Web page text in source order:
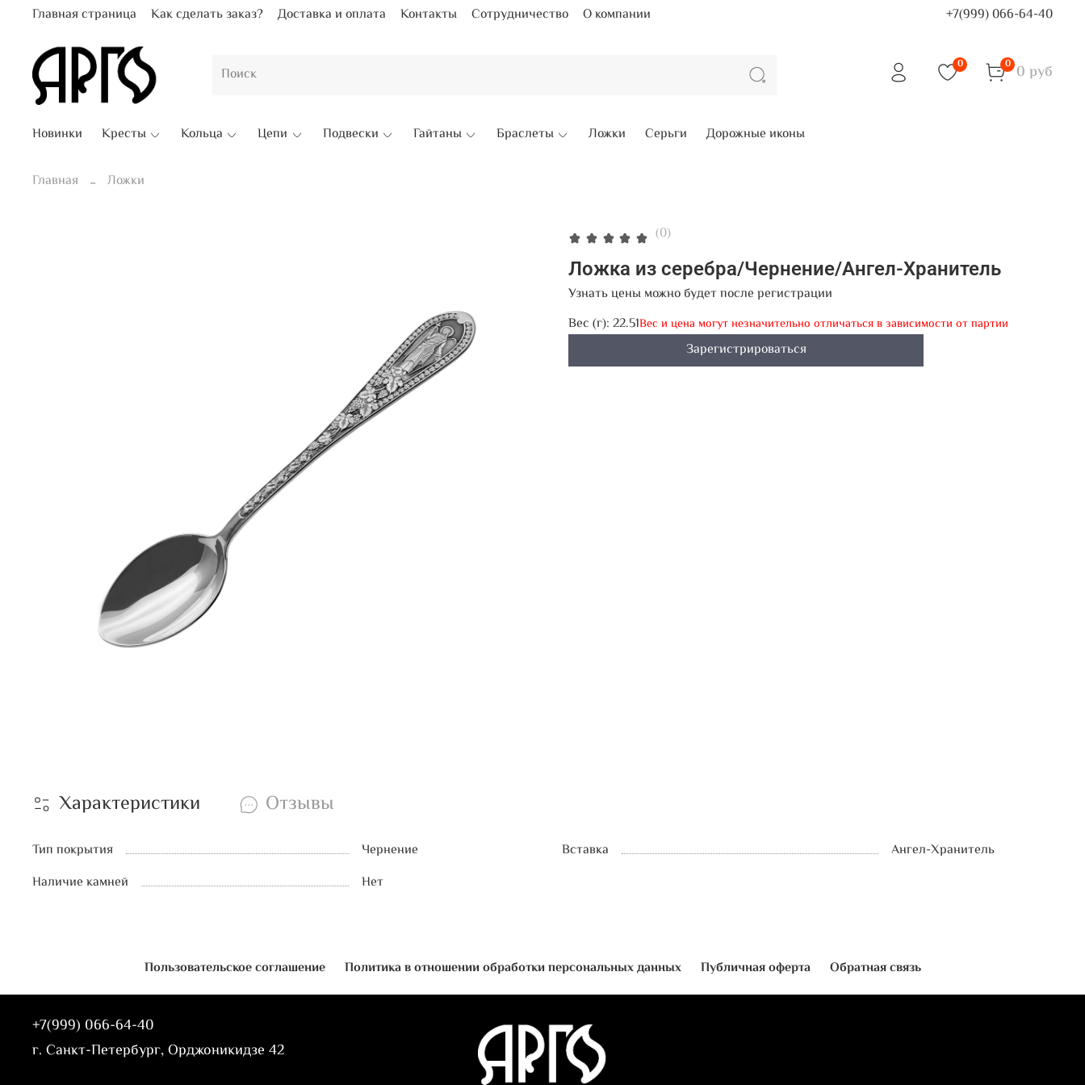
Главная страница Как сделать заказ? Доставка и оплата Контакты Сотрудничество О компании +7(999) 066-64-40
0 0 0 руб
Новинки Кресты Кольца Цепи Подвески Гайтаны Браслеты Ложки Серьги Дорожные иконы
Главная Ложки
(0)
Ложка из серебра/Чернение/Ангел-Хранитель
Узнать цены можно будет после регистрации
Вес (г): 22.51Вес и цена могут незначительно отличаться в зависимости от партии
Зарегистрироваться
Характеристики Отзывы
Тип покрытия Чернение Вставка
Ангел-Хранитель
Наличие камней
Нет
Пользовательское соглашение Политика в отношении обработки персональных данных Публичная оферта Обратная связь
+7(999) 066-64-40
г. Санкт-Петербург, Орджоникидзе 42